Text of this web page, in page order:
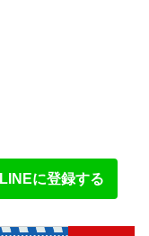
に登録する